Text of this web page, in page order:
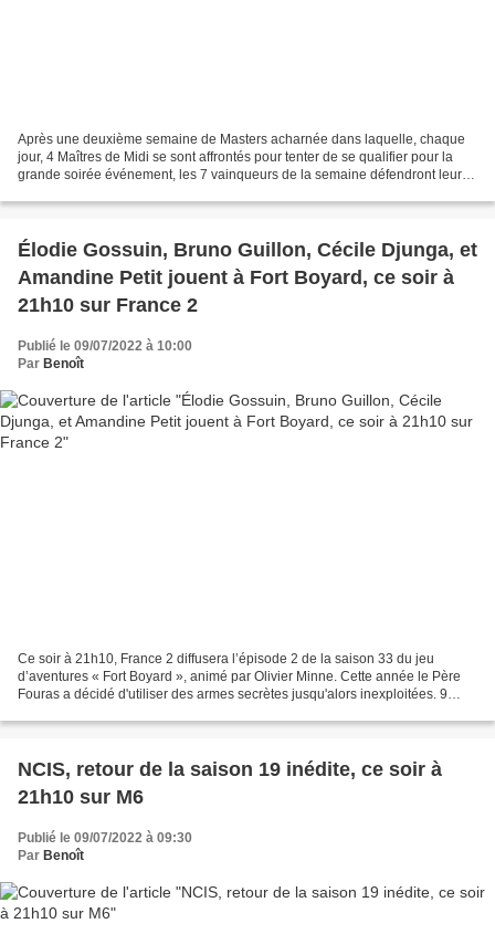
Après une deuxième semaine de Masters acharnée dans laquelle, chaque
jour, 4 Maîtres de Midi se sont affrontés pour tenter de se qualifier pour la
grande soirée événement, les 7 vainqueurs de la semaine défendront leur
Élodie Gossuin, Bruno Guillon, Cécile Djunga, et
Amandine Petit jouent à Fort Boyard, ce soir à
21h10 sur France 2
Publié le 09/07/2022 à 10:00
Par Benoît
Ce soir à 21h10, France 2 diffusera l’épisode 2 de la saison 33 du jeu
d’aventures « Fort Boyard », animé par Olivier Minne. Cette année le Père
Fouras a décidé d'utiliser des armes secrètes jusqu'alors inexploitées. 9
NCIS, retour de la saison 19 inédite, ce soir à
21h10 sur M6
Publié le 09/07/2022 à 09:30
Par Benoît